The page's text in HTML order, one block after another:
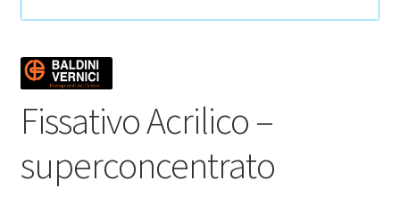
Fissativo Acrilico –
superconcentrato